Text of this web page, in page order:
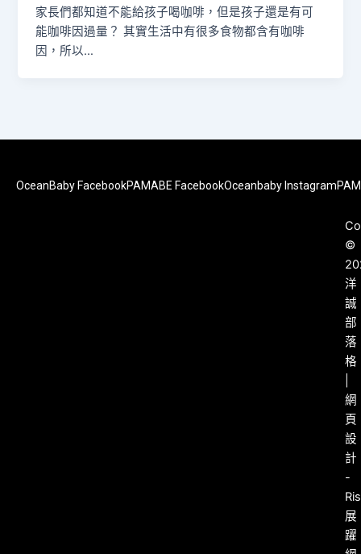
家長們都知道不能給孩子喝咖啡，但是孩子還是有可
能咖啡因過量？ 其實生活中有很多食物都含有咖啡
因，所以…
OceanBaby FacebookPAMABE FacebookOceanbaby Instagram
©
洋
誠
部
落
格
網
頁
設
計
-
展
躍